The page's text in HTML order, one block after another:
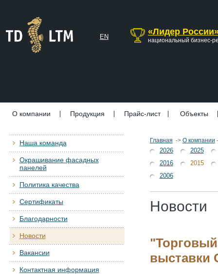
EN
«Лидер
национальный бизнес-
О компании Продукция Прайс-лист Объекты
Главная -> О компании
2026
2025
2016
2015
2006
Новости
выставки
Наша команда
Окрашивание фасадных
панелей
Политика качества
Сертификаты
Благодарности
Новости
Вакансии
Контактная информация